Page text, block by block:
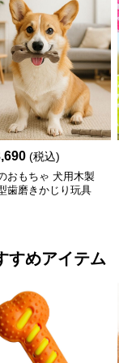
(税込)
おもちゃ 犬用木製
歯磨きかじり玩具
すめアイテム